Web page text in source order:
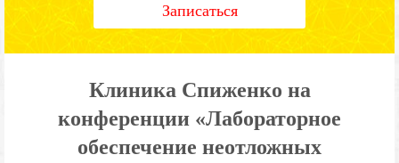
Записаться
Клиника Спиженко на
конференции «Лабораторное
обеспечение неотложных